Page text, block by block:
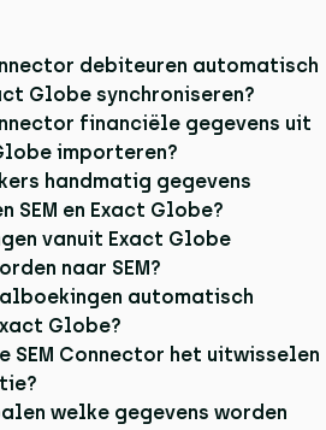
debiteuren automatisch
Globe synchroniseren?
financiële gegevens uit
importeren?
handmatig gegevens
SEM en Exact Globe?
vanuit Exact Globe
naar SEM?
automatisch
Globe?
SEM Connector het uitwisselen
welke gegevens worden